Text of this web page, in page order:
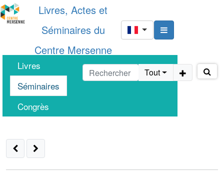
Livres, Actes et
Séminaires du
Centre Mersenne
Livres
Séminaires
Congrès
Tout